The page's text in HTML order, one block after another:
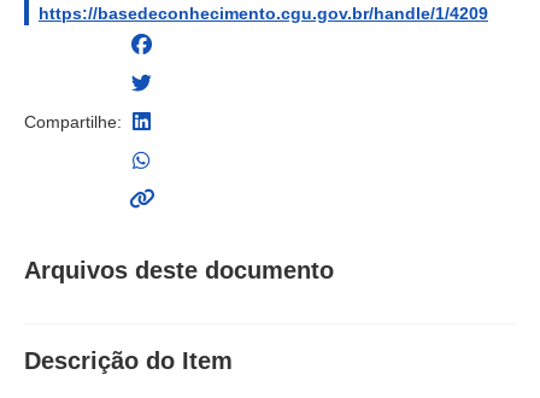
https://basedeconhecimento.cgu.gov.br/handle/1/4209
Compartilhe:
Arquivos deste documento
Descrição do Item